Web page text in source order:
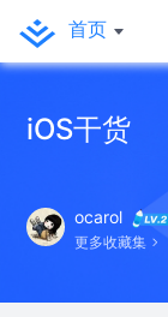
首页
iOS干货
ocarol
更多收藏集